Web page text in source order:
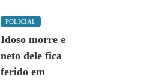
POLICIAL
Idoso morre e
neto dele fica
ferido em